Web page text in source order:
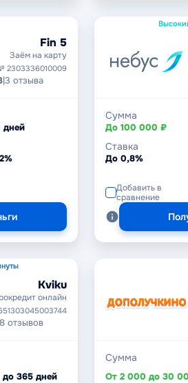
Fin 5
Заём на карту
2303336010009
|3 отзыва
дней
Сумма
До 100 000 ₽
Ставка
До 0,8%
Добавить в
сравнение
Kviku
онлайн
отзывов
365 дней
Сумма